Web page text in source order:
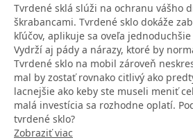
Tvrdené sklá slúži na ochranu vášho
škrabancami. Tvrdené sklo dokáže
kľúčov, aplikuje sa oveľa
Vydrží aj pády a nárazy, ktoré by
Tvrdené sklo na mobil zároveň
mal by zostať rovnako citlivý ako
lacnejšie ako keby ste museli meniť
malá investícia sa rozhodne oplatí.
tvrdené sklo?
Zobraziť viac